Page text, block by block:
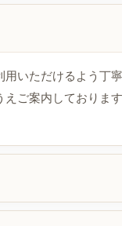
いただけるよう丁
ご案内しておりま